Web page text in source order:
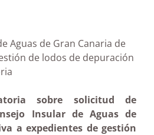
Aguas de Gran Canaria de
de lodos de depuración
sobre solicitud de
Insular de Aguas de
a expedientes de gestión